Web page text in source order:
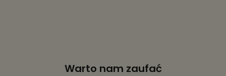
Warto nam zaufać